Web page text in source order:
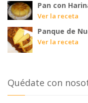
Pan con
Ver la receta
Panque de
Ver la receta
Quédate con